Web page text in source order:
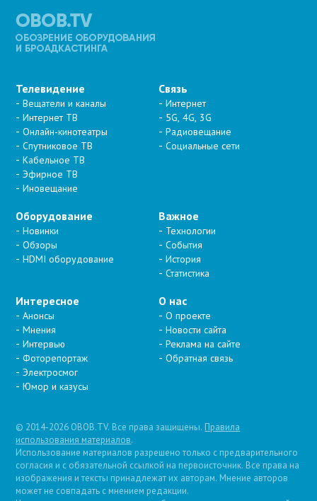
Телевидение
Вещатели и каналы
Интернет ТВ
Онлайн-кинотеатры
Спутниковое ТВ
Кабельное ТВ
Эфирное ТВ
Иновещание
Связь
Интернет
5G, 4G, 3G
Радиовещание
Социальные сети
Оборудование
Новинки
Обзоры
HDMI оборудование
Важное
Технологии
События
История
Статистика
Интересное
Анонсы
Мнения
Интервью
Фоторепортаж
Электросмог
Юмор и казусы
О нас
О проекте
Новости сайта
Реклама на сайте
Обратная связь
© 2014-2026 OBOB.TV. Все права защищены. Правила
использования материалов.
Использование материалов разрешено только с предварительного
согласия и с обязательной ссылкой на первоисточник. Все права на
изображения и тексты принадлежат их авторам. Мнение авторов
может не совпадать с мнением редакции.